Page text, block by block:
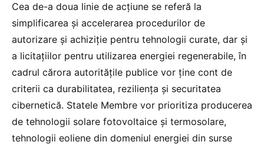
Cea de-a doua linie de acțiune se referă la
simplificarea și accelerarea procedurilor de
autorizare și achiziție pentru tehnologii curate, dar și
a licitațiilor pentru utilizarea energiei regenerabile, în
cadrul cărora autoritățile publice vor ține cont de
criterii ca durabilitatea, reziliența și securitatea
cibernetică. Statele Membre vor prioritiza producerea
de tehnologii solare fotovoltaice și termosolare,
tehnologii eoliene din domeniul energiei din surse